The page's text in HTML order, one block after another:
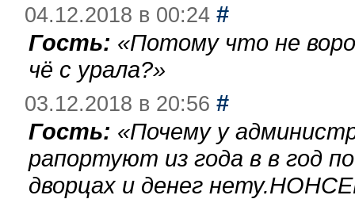
04.12.2018 в 00:24 #
Гость: «Потому что не
чё с урала?»
03.12.2018 в 20:56 #
Гость: «Почему у
рапортуют из года в в год
дворцах и денег